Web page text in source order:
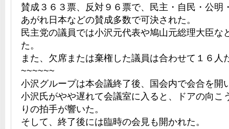
賛成３６３票、反対９６票で、民主・自民・公明
あがれ日本などの賛成多数で可決された。
民主党の議員では小沢元代表や鳩山元総理大臣な
た。
また、欠席または棄権した議員は合わせて１６人
~~~~~~
小沢グループは本会議終了後、国会内で会合を開
小沢氏がやや遅れて会議室に入ると、ドアの向こ
りの拍手が響いた。
そして、終了後には臨時の会見も開かれた。